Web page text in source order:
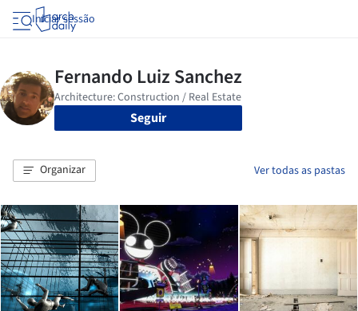
Iniciar sessão
Seguir
Organizar Ver todas as pastas